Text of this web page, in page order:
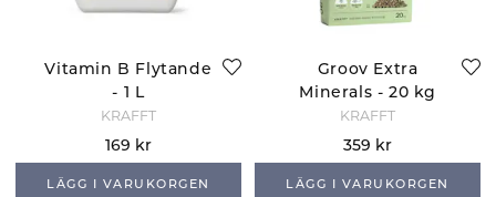
Vitamin B Flytande
- 1 L
KRAFFT
169 kr
LÄGG I VARUKORGEN
Groov Extra
Minerals - 20 kg
KRAFFT
359 kr
LÄGG I VARUKORGEN